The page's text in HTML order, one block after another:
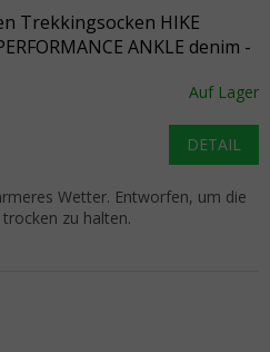
Trekkingsocken HIKE
ANKLE denim -
Auf Lager
DETAIL
Wetter. Entworfen, um die
zu halten.